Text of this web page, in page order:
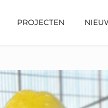
PROJECTEN